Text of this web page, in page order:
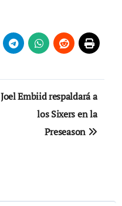
Joel Embiid respaldará a
los Sixers en la
Preseason